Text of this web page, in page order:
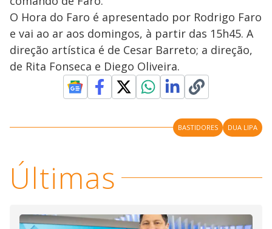
O Hora do Faro é apresentado por Rodrigo Faro
e vai ao ar aos domingos, à partir das 15h45. A
direção artística é de Cesar Barreto; a direção,
de Rita Fonseca e Diego Oliveira.
BASTIDORES DUA LIPA
Últimas